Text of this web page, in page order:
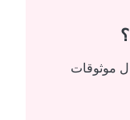
موثوقات